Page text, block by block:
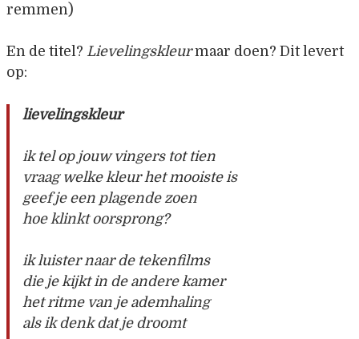
remmen)
En de titel? Lievelingskleurmaar doen? Dit levert
op:
lievelingskleur
ik tel op jouw vingers tot tien
vraag welke kleur het mooiste is
geef je een plagende zoen
hoe klinkt oorsprong?
ik luister naar de tekenfilms
die je kijkt in de andere kamer
het ritme van je ademhaling
als ik denk dat je droomt